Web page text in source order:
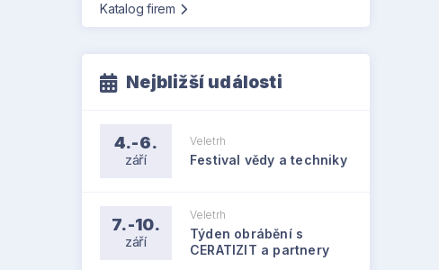
Katalog firem
Nejbližší události
4.-6.
září
Veletrh
Festival vědy a techniky
7.-10.
září
Veletrh
Týden obrábění s
CERATIZIT a partnery